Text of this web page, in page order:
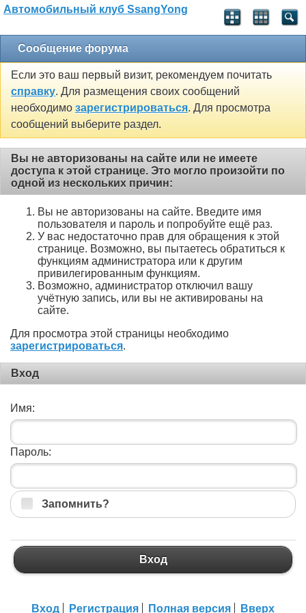
Автомобильный клуб SsangYong
Сообщение форума
Если это ваш первый визит, рекомендуем почитать
справку. Для размещения своих сообщений
необходимо зарегистрироваться. Для просмотра
сообщений выберите раздел.
Вы не авторизованы на сайте или не имеете
доступа к этой странице. Это могло произойти по
одной из нескольких причин:
Вы не авторизованы на сайте. Введите имя
пользователя и пароль и попробуйте ещё раз.
У вас недостаточно прав для обращения к этой
странице. Возможно, вы пытаетесь обратиться к
функциям администратора или к другим
привилегированным функциям.
Возможно, администратор отключил вашу
учётную запись, или вы не активированы на
сайте.
Для просмотра этой страницы необходимо
зарегистрироваться.
Вход
Имя:
Пароль:
Запомнить?
Вход
Вход Регистрация Полная версия Вверх